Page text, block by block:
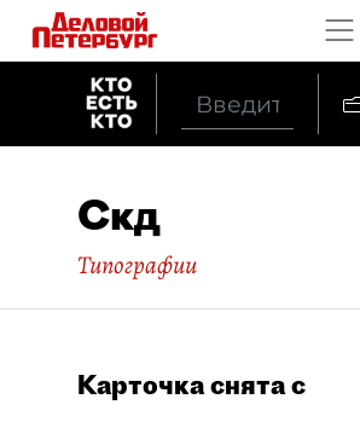
Скд
Типографии
Карточка снята с